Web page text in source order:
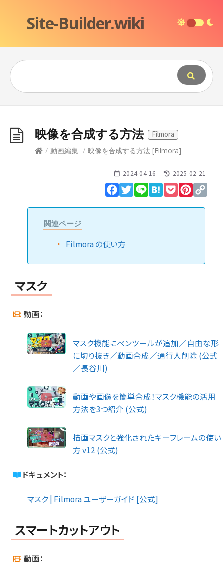
Site-Builder.wiki
映像を合成する方法
Filmora
/ 動画編集 / 映像を合成する方法 [Filmora]
2024-04-16 2025-02-21
Facebook
Twitter
Line HatenaPocket
関連ページ
Filmora の使い方
マスク
動画：
マスク機能にペンツールが追加／自由な形
に切り抜き／動画合成／通行人削除 (公式
／長谷川)
動画や画像を簡単合成！マスク機能の活用
方法を3つ紹介 (公式)
描画マスクと強化されたキーフレームの使い
方 v12 (公式)
ドキュメント：
マスク | Filmora ユーザーガイド [公式]
スマートカットアウト
動画：